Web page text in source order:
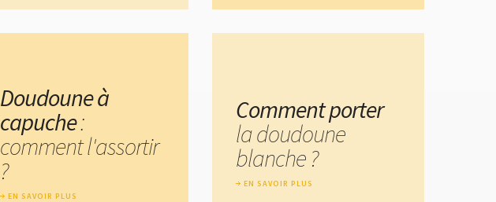
Doudoune à
capuche:
comment l'assortir
?
EN SAVOIR PLUS
Comment porter
la doudoune
blanche ?
EN SAVOIR PLUS